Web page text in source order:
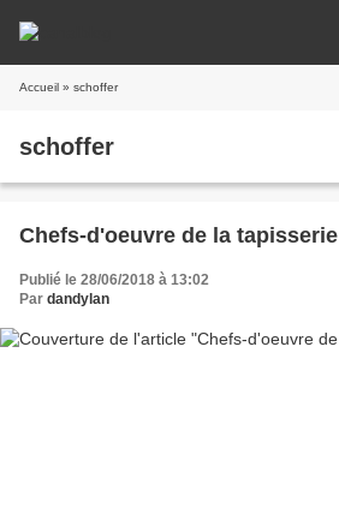
Accueil » schoffer
schoffer
Chefs-d'oeuvre de la tapisserie
Publié le 28/06/2018 à 13:02
Par dandylan